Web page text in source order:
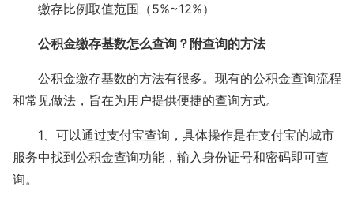
缴存比例取值范围（5%~12%）
公积金缴存基数怎么查询？附查询的方法
公积金缴存基数的方法有很多。现有的公积金查询流程
和常见做法，旨在为用户提供便捷的查询方式。
1、可以通过支付宝查询，具体操作是在支付宝的城市
服务中找到公积金查询功能，输入身份证号和密码即可查
询。